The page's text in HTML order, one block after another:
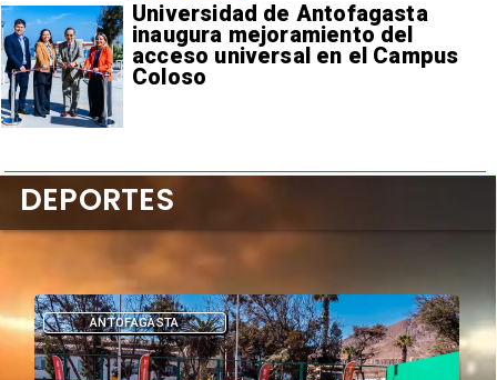
Universidad de Antofagasta
inaugura mejoramiento del
acceso universal en el Campus
Coloso
DEPORTES
DEPORTES